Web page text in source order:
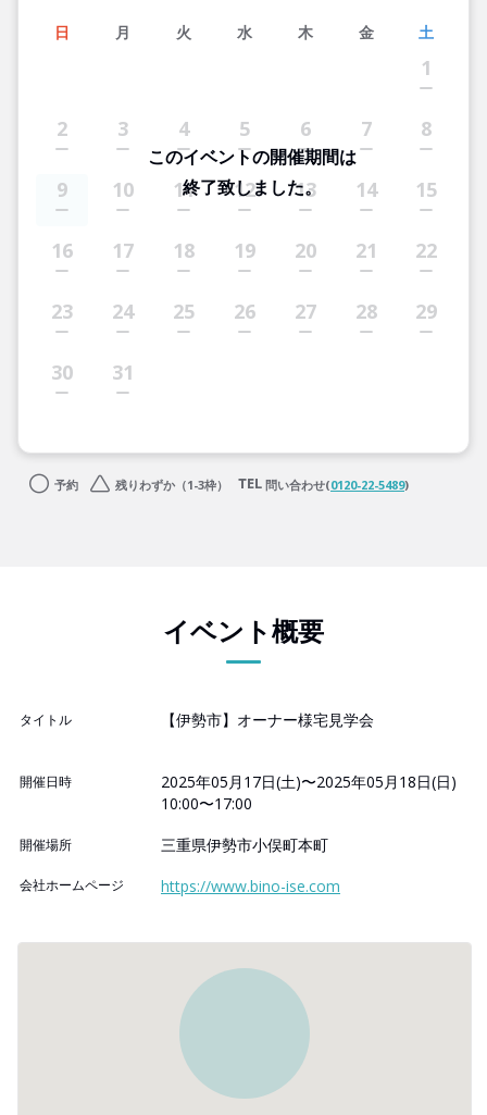
日 月 火 水 木 金 土
1
2 3 4 5 6 7 8
9 10 11 12 13 14 15
16 17 18 19 20 21 22
23 24 25 26 27 28 29
30 31
このイベントの開催期間は
終了致しました。
予約 残りわずか（1-3枠） 問い合わせ(0120-22-5489)
イベント概要
タイトル 【伊勢市】オーナー様宅見学会
開催日時
2025年05月17日(土)〜2025年05月18日(日)
10:00〜17:00
開催場所 三重県伊勢市小俣町本町
会社ホームページ https://www.bino-ise.com